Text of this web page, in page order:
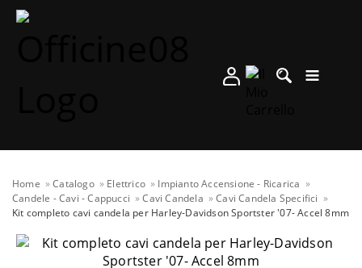
Home Catalogo Elettrico
Impianto Accensione - Ricarica
Candele - Cavi - Cappucci
Cavi Candela
Cavi Candela Specifici
Kit completo cavi candela per Harley-Davidson Sportster '07- Accel 8mm